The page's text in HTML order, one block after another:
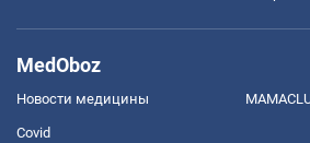
MedOboz
Новости медицины
Covid